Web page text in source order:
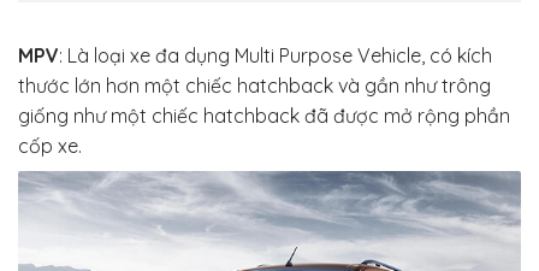
MPV: Là loại xe đa dụng Multi Purpose Vehicle, có kích
thước lớn hơn một chiếc hatchback và gần như trông
giống như một chiếc hatchback đã được mở rộng phần
cốp xe.